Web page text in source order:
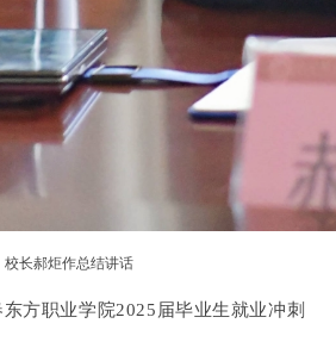
校长郝炬作总结讲话
方职业学院2025届毕业生就业冲刺